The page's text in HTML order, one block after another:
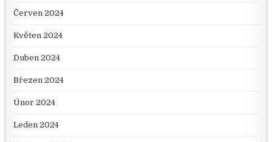
Červen 2024
Květen 2024
Duben 2024
Březen 2024
Únor 2024
Leden 2024